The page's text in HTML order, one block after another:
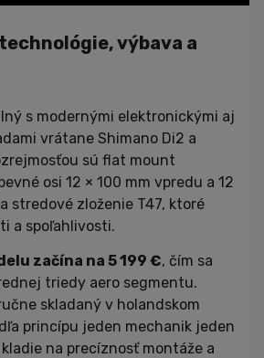
výbava a
s modernými elektronickými aj
vrátane Shimano Di2 a
sú flat mount
osi 12 × 100 mm vpredu a 12
stredové zloženie T47, ktoré
a spoľahlivosti.
začína na 5 199 €, čím sa
triedy aero segmentu.
skladaný v holandskom
princípu jeden mechanik jeden
na precíznosť montáže a